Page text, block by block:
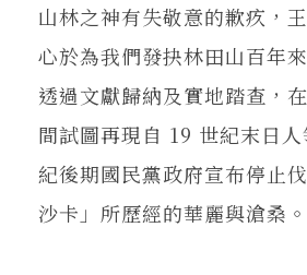
山林之神有失敬意的歉疚，
心於為我們發抉林田山百年
透過文獻歸納及實地踏查，
間試圖再現自 19 世紀末日
紀後期國民黨政府宣布停止
沙卡」所歷經的華麗與滄桑。